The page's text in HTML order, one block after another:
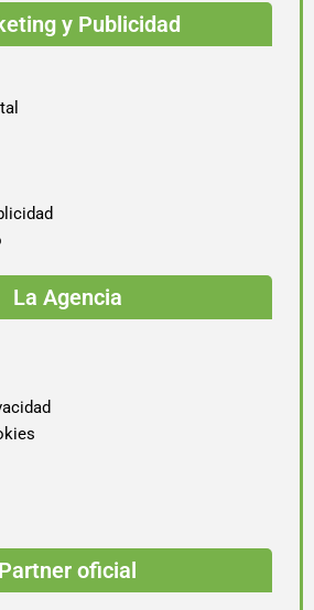
y Publicidad
La Agencia
Partner oficial